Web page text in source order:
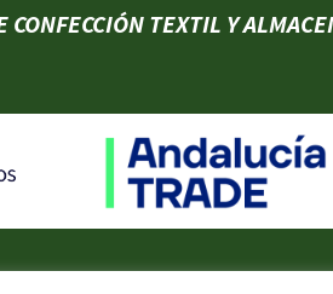
TEXTIL Y